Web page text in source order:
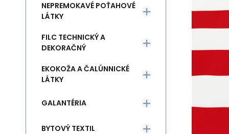
NEPREMOKAVÉ POŤAHOVÉ
LÁTKY
FILC TECHNICKÝ A
DEKORAČNÝ
EKOKOŽA A ČALÚNNICKÉ
LÁTKY
GALANTÉRIA
BYTOVÝ TEXTIL